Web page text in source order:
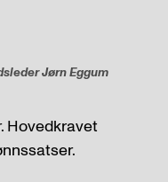
Jørn Eggum
Hovedkravet